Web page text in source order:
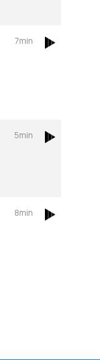
7min
5min
8min